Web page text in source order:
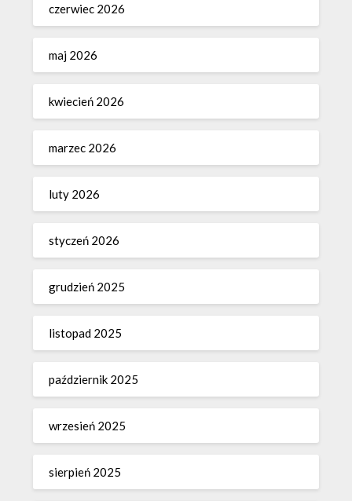
czerwiec 2026
maj 2026
kwiecień 2026
marzec 2026
luty 2026
styczeń 2026
grudzień 2025
listopad 2025
październik 2025
wrzesień 2025
sierpień 2025